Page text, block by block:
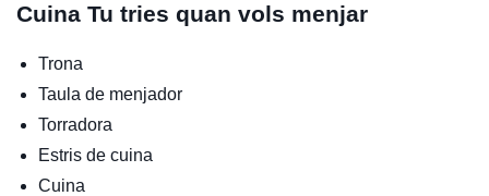
Cuina Tu tries quan vols menjar
Trona
Taula de menjador
Torradora
Estris de cuina
Cuina